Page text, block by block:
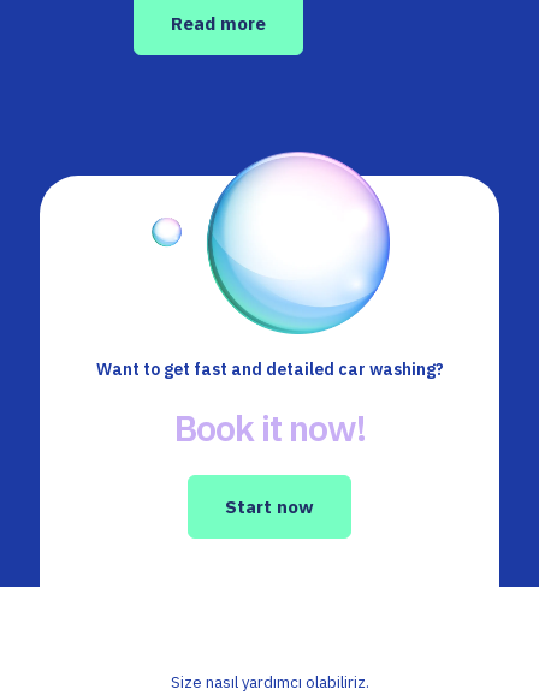
Read more
Want to get fast and detailed car washing?
Book it now!
Start now
Size nasıl yardımcı olabiliriz.